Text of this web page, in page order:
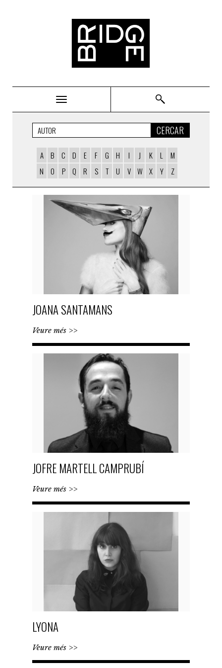
CERCAR
A B C D E F G H I J K L
M
N
O P Q R S T U V W X Y Z
AUTORS
JOANA SANTAMANS
Veure més >>
JOFRE MARTELL CAMPRUBÍ
Veure més >>
LYONA
Veure més >>